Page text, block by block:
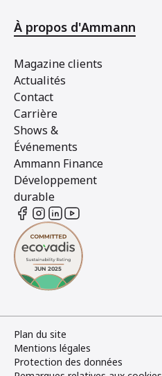
À propos d'Ammann
Magazine clients
Actualités
Contact
Carrière
Shows &
Événements
Ammann Finance
Développement
durable
Plan du site
Mentions légales
Protection des données